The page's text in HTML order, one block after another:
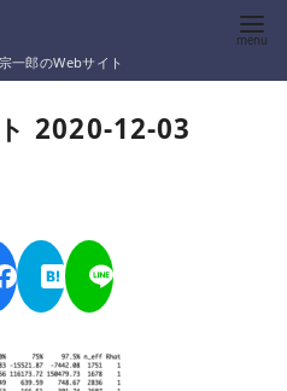
一郎のWebサイト
2020-12-03